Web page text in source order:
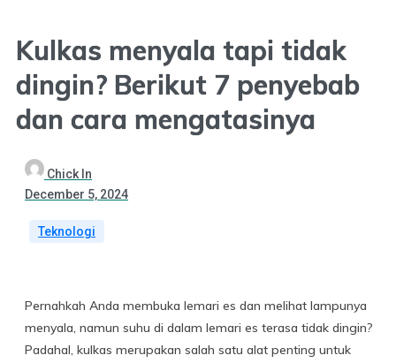
Kulkas menyala tapi tidak
dingin? Berikut 7 penyebab
dan cara mengatasinya
Chick In
December 5, 2024
Teknologi
Pernahkah Anda membuka lemari es dan melihat lampunya
menyala, namun suhu di dalam lemari es terasa tidak dingin?
Padahal, kulkas merupakan salah satu alat penting untuk